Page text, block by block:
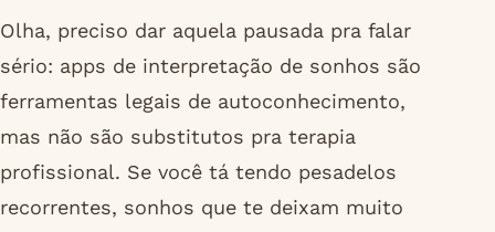
Olha, preciso dar aquela pausada pra falar
sério: apps de interpretação de sonhos são
ferramentas legais de autoconhecimento,
mas não são substitutos pra terapia
profissional. Se você tá tendo pesadelos
recorrentes, sonhos que te deixam muito